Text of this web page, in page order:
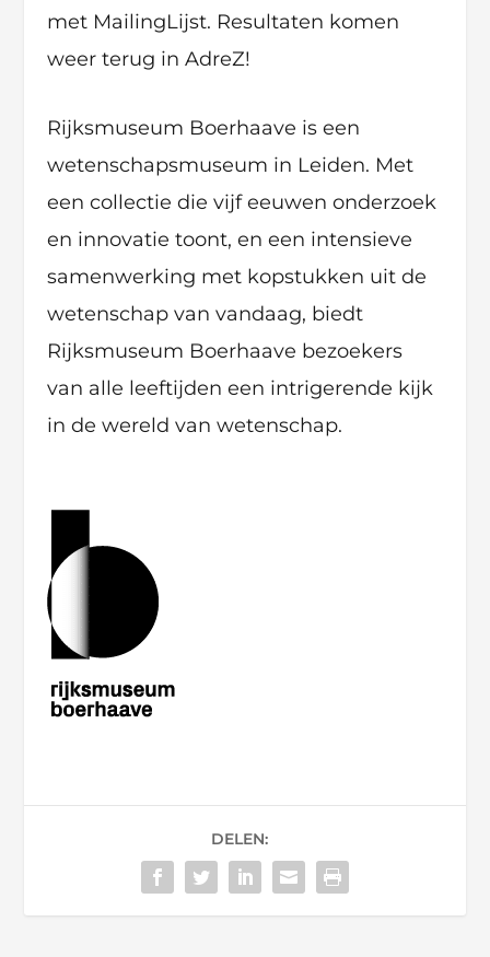
met MailingLijst. Resultaten komen
weer terug in AdreZ!
Rijksmuseum Boerhaave is een
wetenschapsmuseum in Leiden. Met
een collectie die vijf eeuwen onderzoek
en innovatie toont, en een intensieve
samenwerking met kopstukken uit de
wetenschap van vandaag, biedt
Rijksmuseum Boerhaave bezoekers
van alle leeftijden een intrigerende kijk
in de wereld van wetenschap.
DELEN: